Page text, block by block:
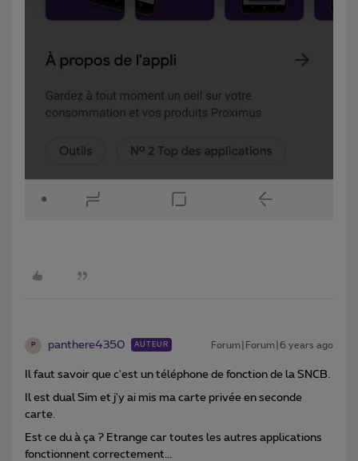
P panthere4350 AUTEUR Forum|Forum|6 years ago
Il faut savoir que c'est un téléphone de fonction de la SNCB.
Il est dual Sim et j'y ai mis ma carte privée en seconde
carte.
Est ce du à ça ? Etrange car toutes les autres applications
fonctionnent correctement...